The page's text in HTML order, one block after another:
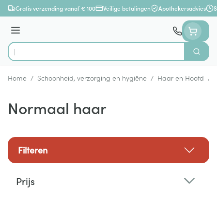
Ga naar de inhoud
Gratis verzending vanaf € 100 Veilige betalingen Apothekersadvies
Menu
Product, merk, categorie...
Zoek
Home / Schoonheid, verzorging en hygiëne / Haar en Hoofd /
Normaal haar
Filteren
Prijs